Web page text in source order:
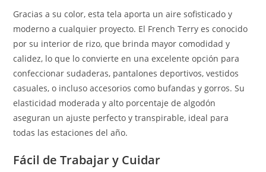
Gracias a su color, esta tela aporta un aire sofisticado y
moderno a cualquier proyecto. El French Terry es conocido
por su interior de rizo, que brinda mayor comodidad y
calidez, lo que lo convierte en una excelente opción para
confeccionar sudaderas, pantalones deportivos, vestidos
casuales, o incluso accesorios como bufandas y gorros. Su
elasticidad moderada y alto porcentaje de algodón
aseguran un ajuste perfecto y transpirable, ideal para
todas las estaciones del año.
Fácil de Trabajar y Cuidar